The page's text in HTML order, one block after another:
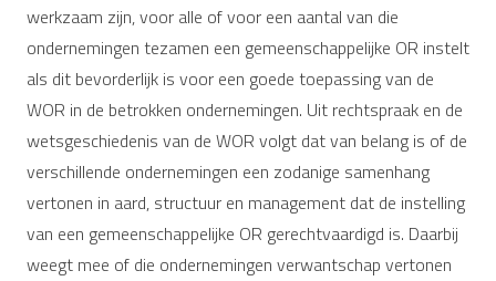
werkzaam zijn, voor alle of voor een aantal van die
ondernemingen tezamen een gemeenschappelijke OR instelt
als dit bevorderlijk is voor een goede toepassing van de
WOR in de betrokken ondernemingen. Uit rechtspraak en de
wetsgeschiedenis van de WOR volgt dat van belang is of de
verschillende ondernemingen een zodanige samenhang
vertonen in aard, structuur en management dat de instelling
van een gemeenschappelijke OR gerechtvaardigd is. Daarbij
weegt mee of die ondernemingen verwantschap vertonen